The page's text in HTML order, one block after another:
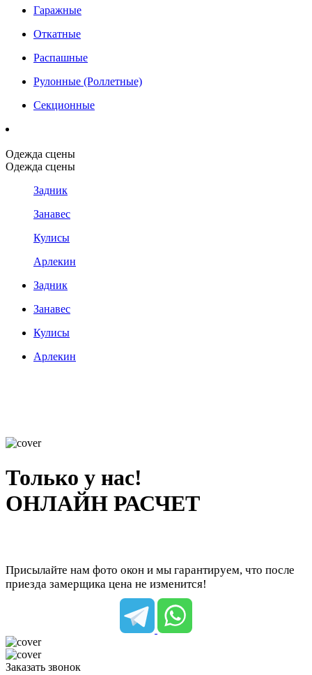
Гаражные
Откатные
Распашные
Рулонные (Роллетные)
Секционные
Одежда сцены
Одежда сцены
Задник
Занавес
Кулисы
Арлекин
Задник
Занавес
Кулисы
Арлекин
Только у нас!
ОНЛАЙН РАСЧЕТ
Присылайте нам фото окон и мы гарантируем, что после
приезда замерщика цена не изменится!
Заказать звонок